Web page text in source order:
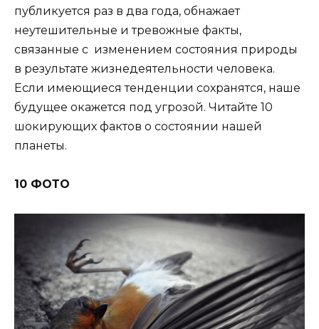
публикуется раз в два года, обнажает
неутешительные и тревожные факты,
связанные с изменением состояния природы
в результате жизнедеятельности человека.
Если имеющиеся тенденции сохранятся, наше
будущее окажется под угрозой. Читайте 10
шокирующих фактов о состоянии нашей
планеты.
10 ФОТО